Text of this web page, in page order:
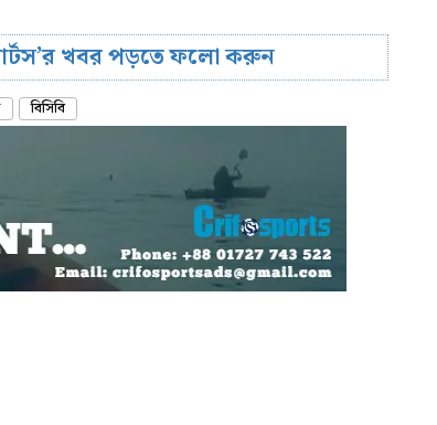
খবর পড়তে ফলো করুন
বিসিবি